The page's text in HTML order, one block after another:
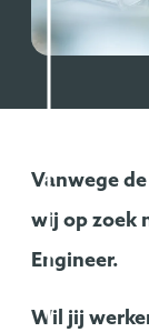
Vanwege
wij op zoek
Engineer.
Wil jij